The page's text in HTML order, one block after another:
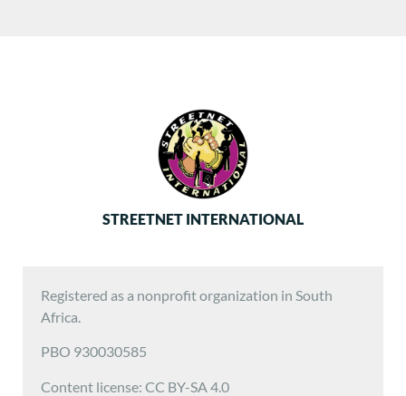
STREETNET INTERNATIONAL
Registered as a nonprofit organization in South
Africa.
PBO 930030585
Content license: CC BY-SA 4.0